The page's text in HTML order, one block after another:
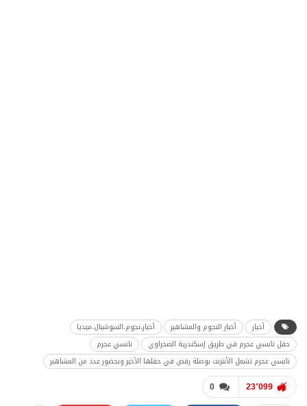
أخبار أخبار النجوم والمشاهير
أخبار،نجوم،السوشيال،ميديا
حفل نانسي عجرم في طريق إسكندرية الصحراوي
نانسي عجرم
نانسي عجرم تشعل الأنترنت بوصلة رقص في حفلها الأخير وبحضور عدد من المشاهير
0 23٬099